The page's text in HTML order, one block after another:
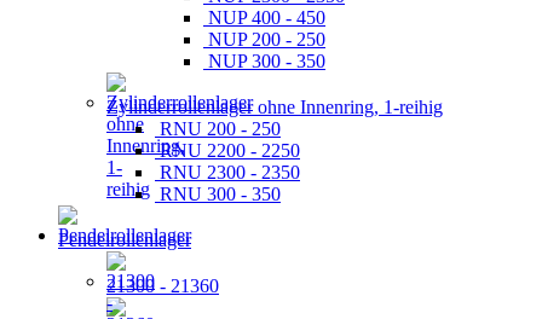
NUP 400 - 450
NUP 200 - 250
NUP 300 - 350
Zylinderrollenlager ohne Innenring, 1-reihig
RNU 200 - 250
RNU 2200 - 2250
RNU 2300 - 2350
RNU 300 - 350
Pendelrollenlager
21300 - 21360